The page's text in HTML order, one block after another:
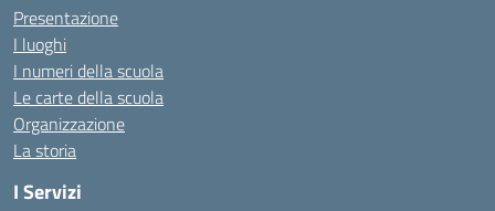
Presentazione
I luoghi
I numeri della scuola
Le carte della scuola
Organizzazione
La storia
I Servizi